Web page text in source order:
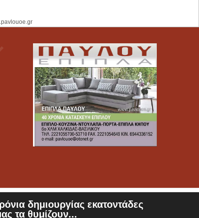
δημιουργίας εκατοντάδες
τα θυμίζουν...